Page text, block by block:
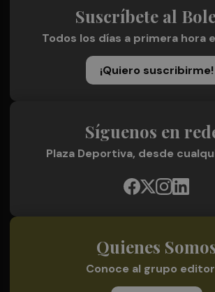
Suscríbete al
Todos los días a primera hora
¡Quiero suscribirme!
Síguenos en
Plaza Deportiva, desde
Quienes
Conoce al grupo